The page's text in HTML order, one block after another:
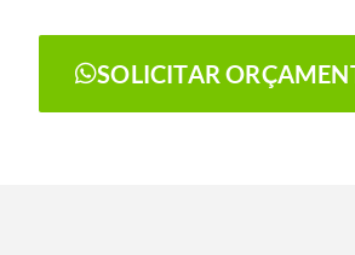
SOLICITAR